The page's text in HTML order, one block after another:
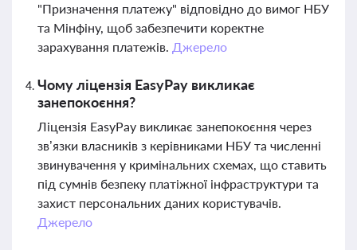
"Призначення платежу" відповідно до вимог НБУ
та Мінфіну, щоб забезпечити коректне
зарахування платежів. Джерело
Чому ліцензія EasyPay викликає
занепокоєння?
Ліцензія EasyPay викликає занепокоєння через
зв’язки власників з керівниками НБУ та численні
звинувачення у кримінальних схемах, що ставить
під сумнів безпеку платіжної інфраструктури та
захист персональних даних користувачів.
Джерело